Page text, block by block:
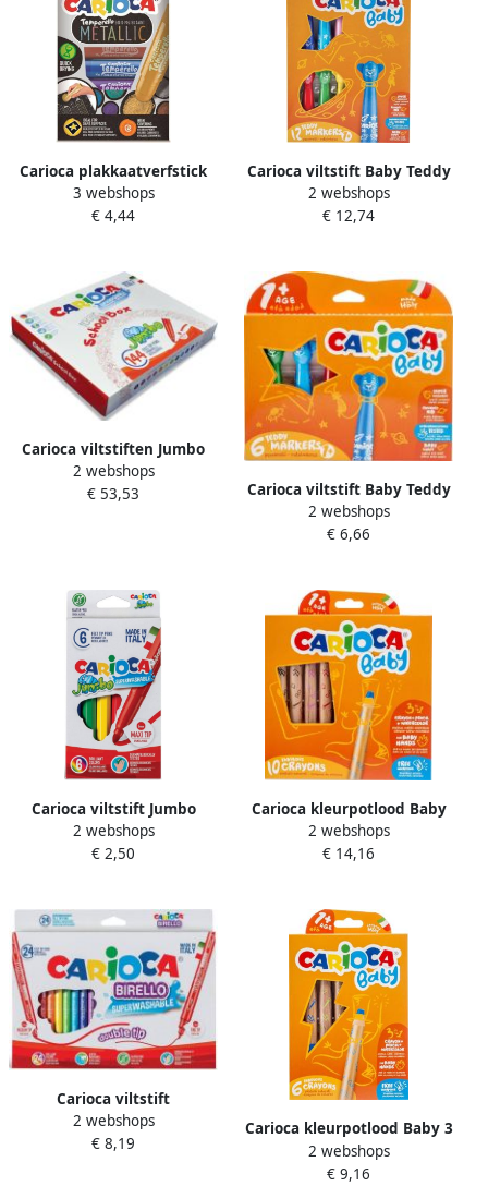
Carioca plakkaatverfstick
Temperello Metallic
kartonnen etui van 6 stuks
3 webshops
€ 4,44
Carioca viltstift Baby Teddy
doos van 12 stuks in
geassorteerde kleuren
2 webshops
€ 12,74
Carioca viltstiften Jumbo
doos met 144 stiften
(classpack)
2 webshops
€ 53,53
Carioca viltstift Baby Teddy
doos van 6 stuks in
geassorteerde kleuren
2 webshops
€ 6,66
Carioca viltstift Jumbo
Superwashable 6 stiften in
een kartonnen etui
2 webshops
€ 2,50
Carioca kleurpotlood Baby
3-in-1 geassorteerde
kleuren 10 stuks in een
2 webshops
€ 14,16
Carioca viltstift
Dubbelpunter Birello
Superwashab 24 stiften
2 webshops
€ 8,19
Carioca kleurpotlood Baby 3
in 1 geassorteerde kleuren
6 stuks in een kartonnen
2 webshops
€ 9,16